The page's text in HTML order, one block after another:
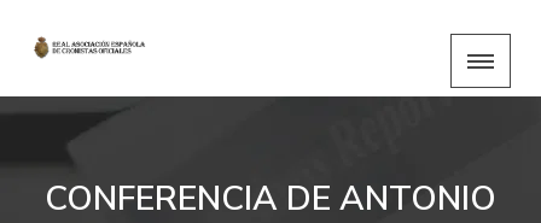
CONFERENCIA DE ANTONIO